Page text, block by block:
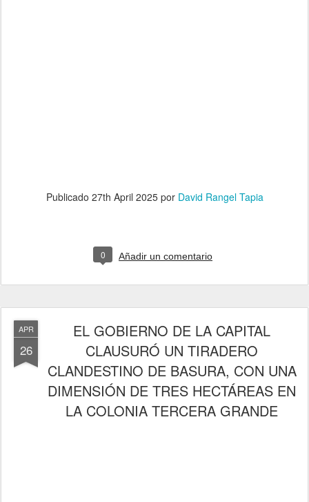
Publicado 27th April 2025por David Rangel Tapia
0 Añadir un comentario
APR
26
EL GOBIERNO DE LA CAPITAL
CLAUSURÓ UN TIRADERO
CLANDESTINO DE BASURA, CON UNA
DIMENSIÓN DE TRES HECTÁREAS EN
LA COLONIA TERCERA GRANDE